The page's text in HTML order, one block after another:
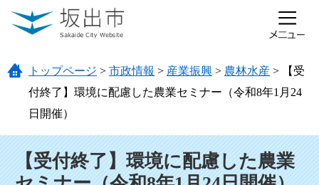
ページの先頭です。
メニューを飛ばして本文へ
トップページ > 市政情報 > 産業振興 > 農林水産 >
【受
付終了】環境に配慮した農業セミナー（令和8年1月24
日開催）
【受付終了】環境に配慮した農業